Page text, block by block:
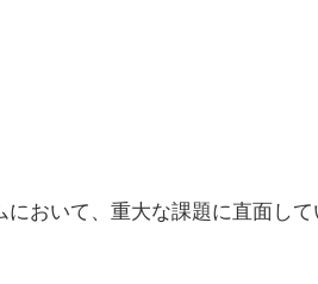
において、重大な課題に直面し